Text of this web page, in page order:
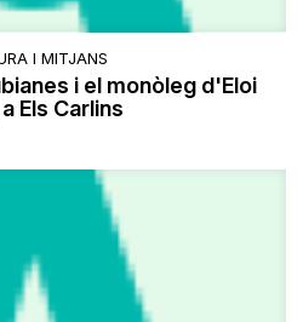
I MITJANS
i el monòleg d'Eloi
Els Carlins